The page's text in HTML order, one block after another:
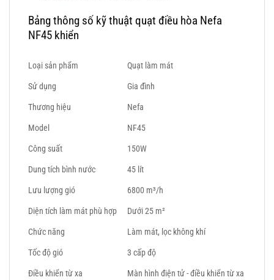
Bảng thông số kỹ thuật quạt điều hòa Nefa
NF45 khiển
Loại sản phẩm
Quạt làm mát
Sử dụng
Gia đình
Thương hiệu
Nefa
Model
NF45
Công suất
150W
Dung tích bình nước
45 lít
Lưu lượng gió
6800 m³/h
Diện tích làm mát phù hợp
Dưới 25 m²
Chức năng
Làm mát, lọc không khí
Tốc độ gió
3 cấp độ
Điều khiển từ xa
Màn hình điện tử - điều khiển từ xa